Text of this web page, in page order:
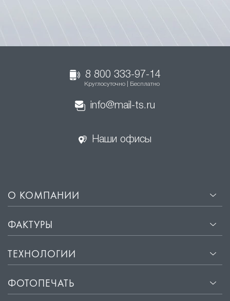
8 800 333-97-14
Круглосуточно | Бесплатно
info@mail-ts.ru
Наши офисы
О КОМПАНИИ
ФАКТУРЫ
ТЕХНОЛОГИИ
ФОТОПЕЧАТЬ